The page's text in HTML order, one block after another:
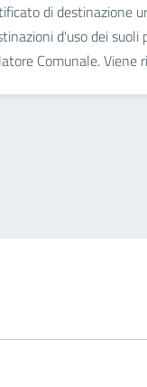
di destinazione
d'uso dei suoli
Comunale. Viene